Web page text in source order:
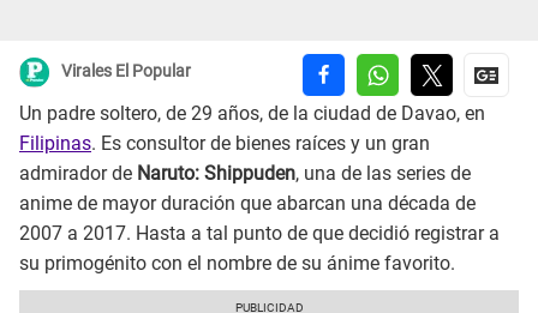
Virales El Popular
Un padre soltero, de 29 años, de la ciudad de Davao, en
Filipinas. Es consultor de bienes raíces y un gran
admirador de Naruto: Shippuden, una de las series de
anime de mayor duración que abarcan una década de
2007 a 2017. Hasta a tal punto de que decidió registrar a
su primogénito con el nombre de su ánime favorito.